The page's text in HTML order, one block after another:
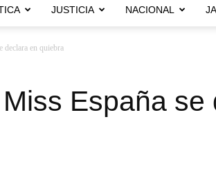
JUSTICIA NACIONAL
declara en quiebra
España se